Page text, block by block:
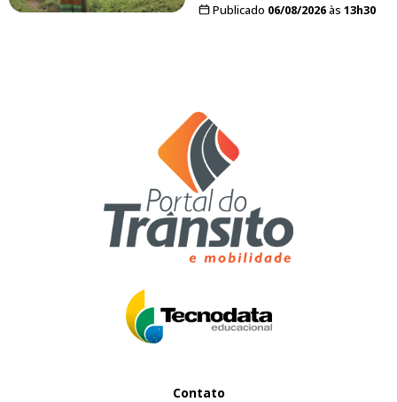
Publicado 06/08/2026às 13h30
Contato